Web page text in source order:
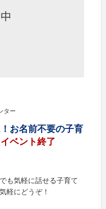
ター
お名前不要の子育
イベント終了
も気軽に話せる子育て
軽にどうぞ！